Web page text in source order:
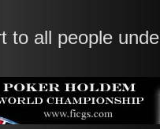
to all people